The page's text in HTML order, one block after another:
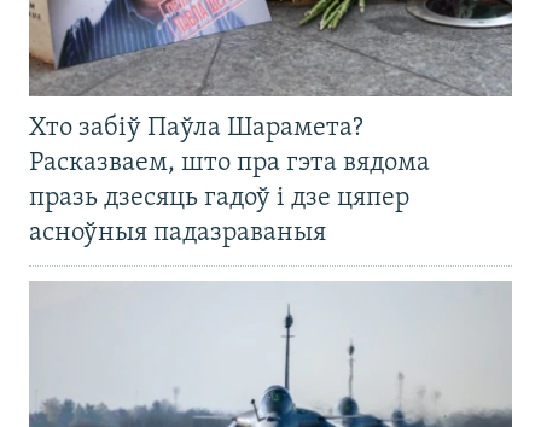
Хто забіў Паўла Шарамета?
Расказваем, што пра гэта вядома
празь дзесяць гадоў і дзе цяпер
асноўныя падазраваныя